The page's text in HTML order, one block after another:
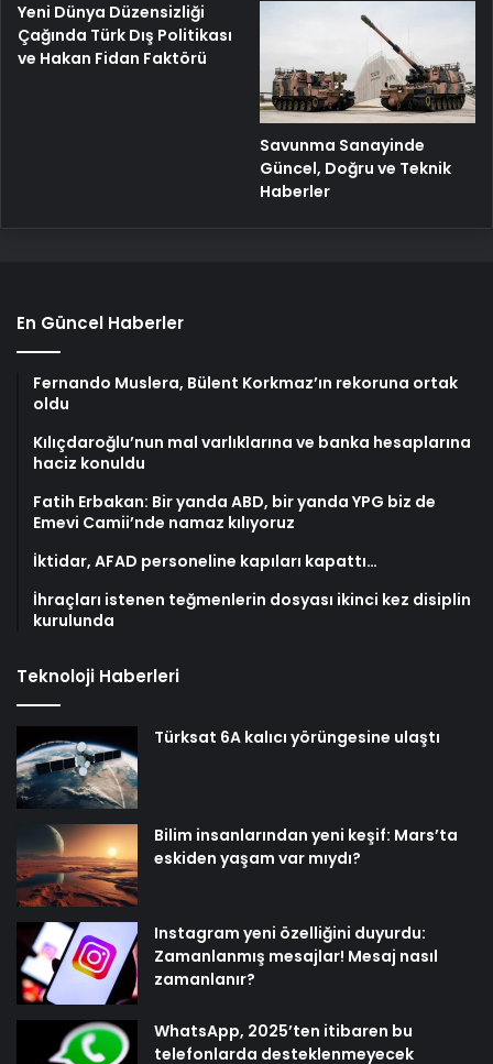
Yeni Dünya Düzensizliği
Çağında Türk Dış Politikası
ve Hakan Fidan Faktörü
Savunma Sanayinde
Güncel, Doğru ve Teknik
Haberler
En Güncel Haberler
Fernando Muslera, Bülent Korkmaz’ın rekoruna ortak
oldu
Kılıçdaroğlu’nun mal varlıklarına ve banka hesaplarına
haciz konuldu
Fatih Erbakan: Bir yanda ABD, bir yanda YPG biz de
Emevi Camii’nde namaz kılıyoruz
İktidar, AFAD personeline kapıları kapattı…
İhraçları istenen teğmenlerin dosyası ikinci kez disiplin
kurulunda
Teknoloji Haberleri
Türksat 6A kalıcı yörüngesine ulaştı
Bilim insanlarından yeni keşif: Mars’ta
eskiden yaşam var mıydı?
Instagram yeni özelliğini duyurdu:
Zamanlanmış mesajlar! Mesaj nasıl
zamanlanır?
WhatsApp, 2025’ten itibaren bu
telefonlarda desteklenmeyecek